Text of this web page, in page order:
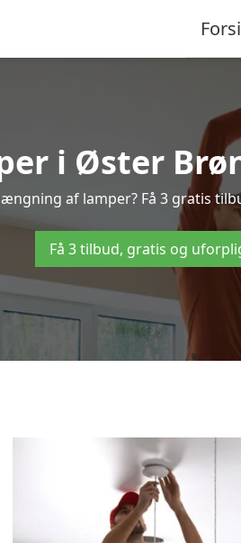
i Øster
af lamper? Få 3 gratis
Få 3 tilbud, gratis og